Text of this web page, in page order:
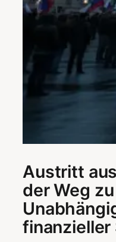
Austritt
der Weg